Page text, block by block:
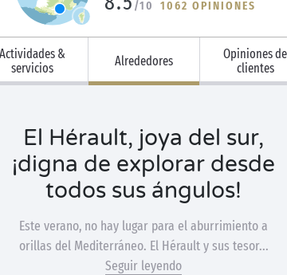
/10 1062 OPINIONES
Actividades &
servicios
Alrededores
Opiniones de
clientes
El Hérault, joya del sur,
¡digna de explorar desde
todos sus ángulos!
Este verano, no hay lugar para el aburrimiento a
orillas del Mediterráneo. El Hérault y sus tesor...
Seguir leyendo